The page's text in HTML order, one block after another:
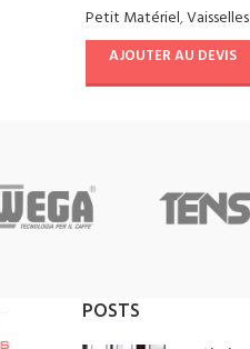
Petit Matériel,Vaisselles
AJOUTER AU DEVIS
POSTS